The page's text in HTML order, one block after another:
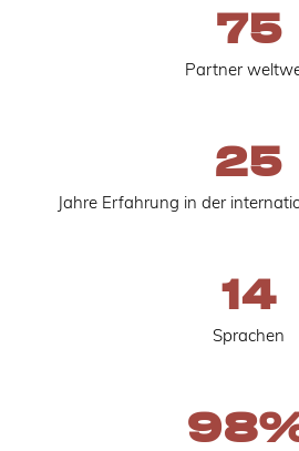
Partner
75
Jahre Erfahrung in der
25
Sprachen
14
98